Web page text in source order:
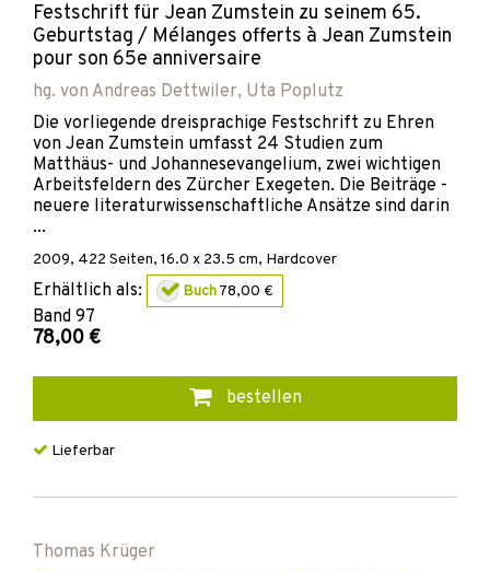
Festschrift für Jean Zumstein zu seinem 65.
Geburtstag / Mélanges offerts à Jean Zumstein
pour son 65e anniversaire
hg. von Andreas Dettwiler, Uta Poplutz
Die vorliegende dreisprachige Festschrift zu Ehren
von Jean Zumstein umfasst 24 Studien zum
Matthäus- und Johannesevangelium, zwei wichtigen
Arbeitsfeldern des Zürcher Exegeten. Die Beiträge -
neuere literaturwissenschaftliche Ansätze sind darin
...
2009, 422 Seiten, 16.0 x 23.5 cm, Hardcover
Erhältlich als: Buch78,00 €
Band 97
78,00 €
bestellen
Lieferbar
Thomas Krüger